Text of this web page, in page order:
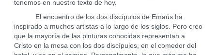
tenemos en nuestro texto de hoy.
El encuentro de los dos discípulos de Emaús ha
inspirado a muchos artistas a lo largo de los siglos. Pero creo
que la mayoría de las pinturas conocidas representan a
Cristo en la mesa con los dos discípulos, en el comedor del